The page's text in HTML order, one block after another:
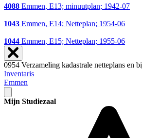
4088 Emmen, E13; minuutplan; 1942-07
1043 Emmen, E14; Netteplan; 1954-06
1044 Emmen, E15; Netteplan; 1955-06
0954 Verzameling kadastrale netteplans en
Inventaris
Emmen
Mijn Studiezaal